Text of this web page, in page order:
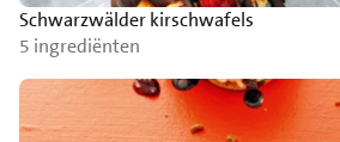
Schwarzwälder kirschwafels
5 ingrediënten